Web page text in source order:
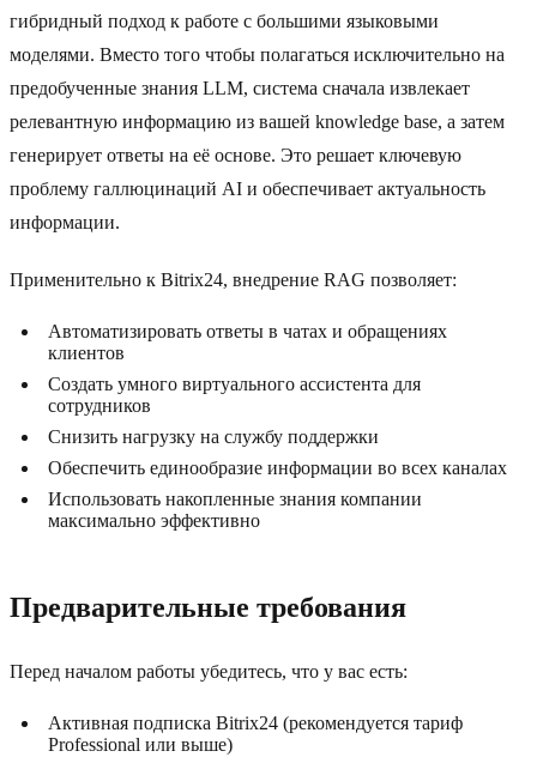
гибридный подход к работе с большими языковыми
моделями. Вместо того чтобы полагаться исключительно на
предобученные знания LLM, система сначала извлекает
релевантную информацию из вашей knowledge base, а затем
генерирует ответы на её основе. Это решает ключевую
проблему галлюцинаций AI и обеспечивает актуальность
информации.
Применительно к Bitrix24, внедрение RAG позволяет:
Автоматизировать ответы в чатах и обращениях
клиентов
Создать умного виртуального ассистента для
сотрудников
Снизить нагрузку на службу поддержки
Обеспечить единообразие информации во всех каналах
Использовать накопленные знания компании
максимально эффективно
Предварительные требования
Перед началом работы убедитесь, что у вас есть:
Активная подписка Bitrix24 (рекомендуется тариф
Professional или выше)